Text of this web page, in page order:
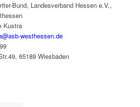
Bund, Landesverband Hessen e.V.,
Kustra
westhessen.de
65189 Wiesbaden